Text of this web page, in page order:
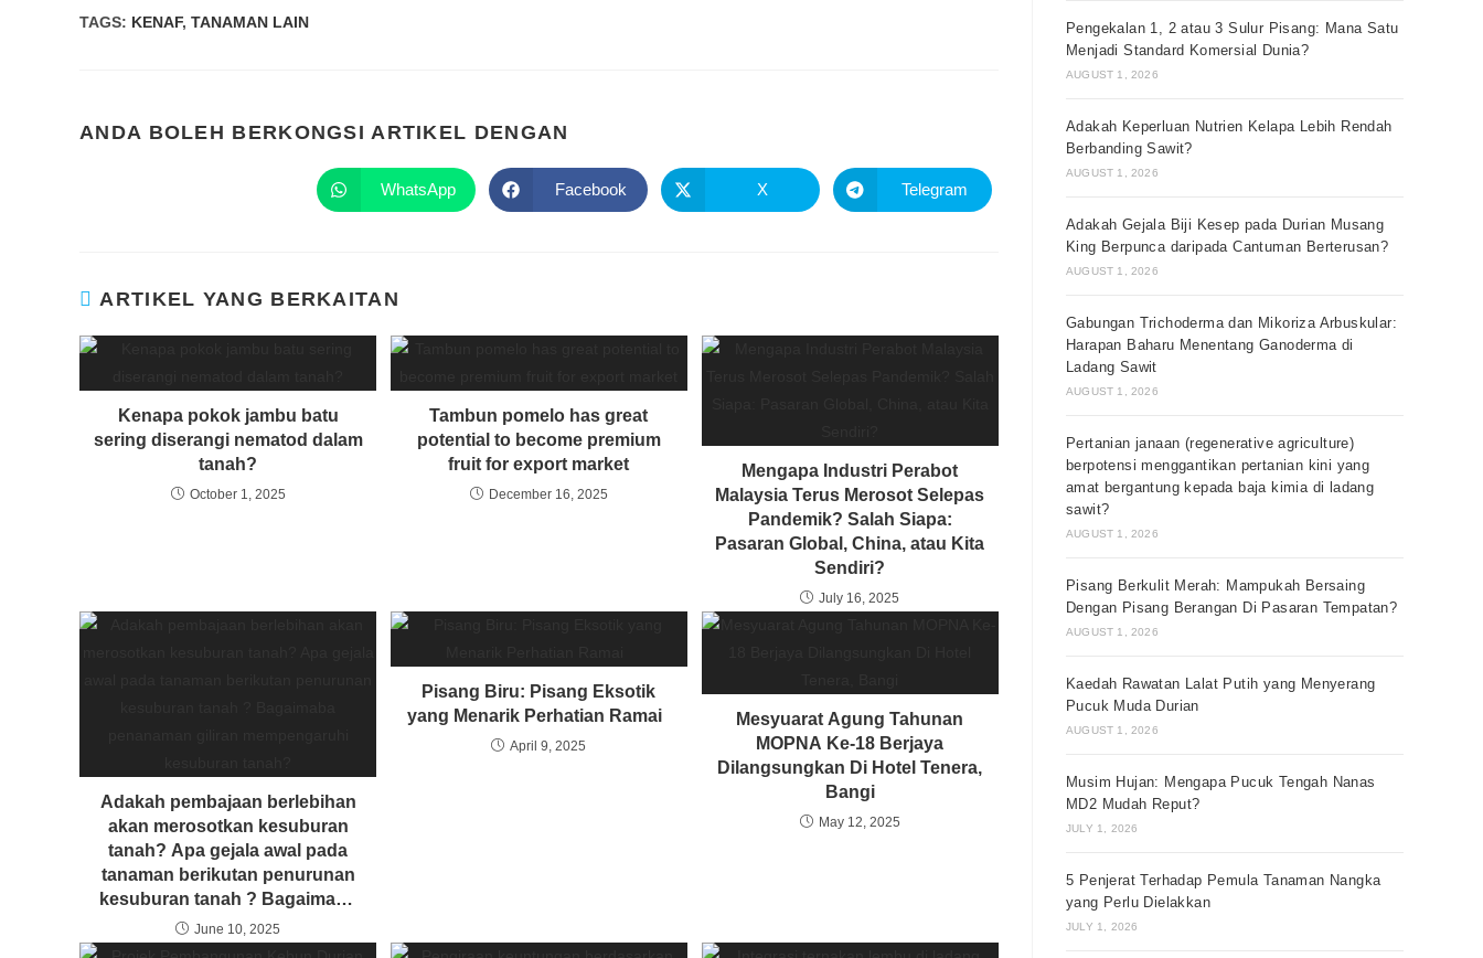
TAGS: KENAF, TANAMAN LAIN
ANDA BOLEH BERKONGSI ARTIKEL DENGAN
WhatsApp Facebook X Telegram
ARTIKEL YANG BERKAITAN
Kenapa pokok jambu batu
sering diserangi nematod dalam
tanah?
October 1, 2025
Tambun pomelo has great
potential to become premium
fruit for export market
December 16, 2025
Mengapa Industri Perabot
Malaysia Terus Merosot Selepas
Pandemik? Salah Siapa:
Pasaran Global, China, atau Kita
Sendiri?
July 16, 2025
Adakah pembajaan berlebihan
akan merosotkan kesuburan
tanah? Apa gejala awal pada
tanaman berikutan penurunan
kesuburan tanah ? Bagaimaba
penanaman giliran
mempengaruhi kesuburan
June 10, 2025
Pisang Biru: Pisang Eksotik
yang Menarik Perhatian Ramai
April 9, 2025
Mesyuarat Agung Tahunan
MOPNA Ke-18 Berjaya
Dilangsungkan Di Hotel Tenera,
Bangi
May 12, 2025
Pengekalan 1, 2 atau 3 Sulur Pisang: Mana Satu
Menjadi Standard Komersial Dunia?
AUGUST 1, 2026
Adakah Keperluan Nutrien Kelapa Lebih Rendah
Berbanding Sawit?
AUGUST 1, 2026
Adakah Gejala Biji Kesep pada Durian Musang
King Berpunca daripada Cantuman Berterusan?
AUGUST 1, 2026
Gabungan Trichoderma dan Mikoriza Arbuskular:
Harapan Baharu Menentang Ganoderma di
Ladang Sawit
AUGUST 1, 2026
Pertanian janaan (regenerative agriculture)
berpotensi menggantikan pertanian kini yang
amat bergantung kepada baja kimia di ladang
sawit?
AUGUST 1, 2026
Pisang Berkulit Merah: Mampukah Bersaing
Dengan Pisang Berangan Di Pasaran Tempatan?
AUGUST 1, 2026
Kaedah Rawatan Lalat Putih yang Menyerang
Pucuk Muda Durian
AUGUST 1, 2026
Musim Hujan: Mengapa Pucuk Tengah Nanas
MD2 Mudah Reput?
JULY 1, 2026
5 Penjerat Terhadap Pemula Tanaman Nangka
yang Perlu Dielakkan
JULY 1, 2026